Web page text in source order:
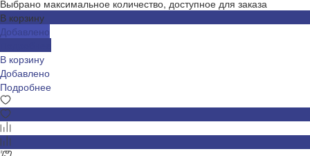
Выбрано максимальное количество, доступное для заказа
В корзину
Добавлено
В корзину
Добавлено
Подробнее